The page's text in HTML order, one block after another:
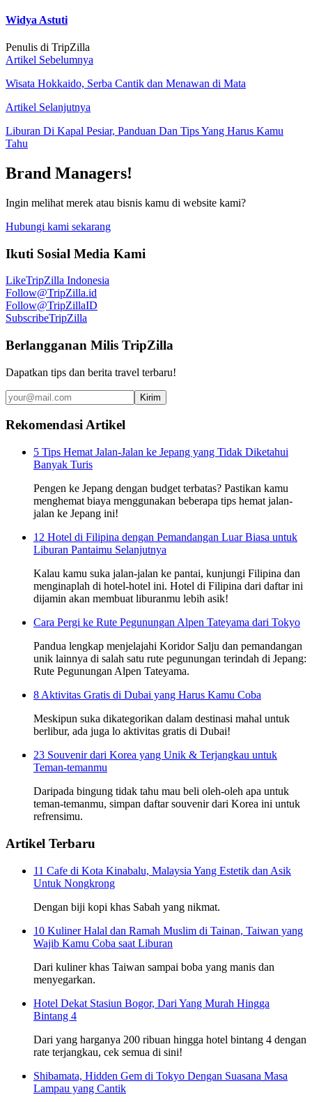
Widya Astuti
Penulis di TripZilla
Artikel Sebelumnya
Wisata Hokkaido, Serba Cantik dan Menawan di Mata
Artikel Selanjutnya
Liburan Di Kapal Pesiar, Panduan Dan Tips Yang Harus Kamu
Tahu
Brand Managers!
Ingin melihat merek atau bisnis kamu di website kami?
Hubungi kami sekarang
Ikuti Sosial Media Kami
LikeTripZilla Indonesia
Follow@TripZilla.id
Follow@TripZillaID
SubscribeTripZilla
Berlangganan Milis TripZilla
Dapatkan tips dan berita travel terbaru!
Kirim
Rekomendasi Artikel
5 Tips Hemat Jalan-Jalan ke Jepang yang Tidak Diketahui
Banyak Turis
Pengen ke Jepang dengan budget terbatas? Pastikan kamu
menghemat biaya menggunakan beberapa tips hemat jalan-
jalan ke Jepang ini!
12 Hotel di Filipina dengan Pemandangan Luar Biasa untuk
Liburan Pantaimu Selanjutnya
Kalau kamu suka jalan-jalan ke pantai, kunjungi Filipina dan
menginaplah di hotel-hotel ini. Hotel di Filipina dari daftar ini
dijamin akan membuat liburanmu lebih asik!
Cara Pergi ke Rute Pegunungan Alpen Tateyama dari Tokyo
Pandua lengkap menjelajahi Koridor Salju dan pemandangan
unik lainnya di salah satu rute pegunungan terindah di Jepang:
Rute Pegunungan Alpen Tateyama.
8 Aktivitas Gratis di Dubai yang Harus Kamu Coba
Meskipun suka dikategorikan dalam destinasi mahal untuk
berlibur, ada juga lo aktivitas gratis di Dubai!
23 Souvenir dari Korea yang Unik & Terjangkau untuk
Teman-temanmu
Daripada bingung tidak tahu mau beli oleh-oleh apa untuk
teman-temanmu, simpan daftar souvenir dari Korea ini untuk
refrensimu.
Artikel Terbaru
11 Cafe di Kota Kinabalu, Malaysia Yang Estetik dan Asik
Untuk Nongkrong
Dengan biji kopi khas Sabah yang nikmat.
10 Kuliner Halal dan Ramah Muslim di Tainan, Taiwan yang
Wajib Kamu Coba saat Liburan
Dari kuliner khas Taiwan sampai boba yang manis dan
menyegarkan.
Hotel Dekat Stasiun Bogor, Dari Yang Murah Hingga
Bintang 4
Dari yang harganya 200 ribuan hingga hotel bintang 4 dengan
rate terjangkau, cek semua di sini!
Shibamata, Hidden Gem di Tokyo Dengan Suasana Masa
Lampau yang Cantik